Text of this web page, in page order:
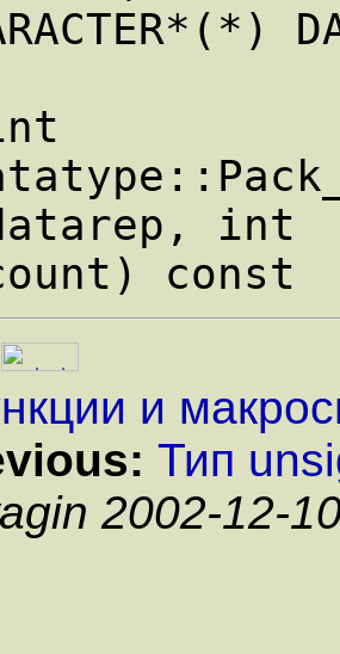
int
и
Тип
2002-12-